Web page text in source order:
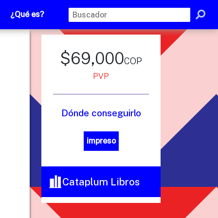
¿Qué es?
$69,000cop
PVP
Dónde conseguirlo
impreso
Cataplum Libros